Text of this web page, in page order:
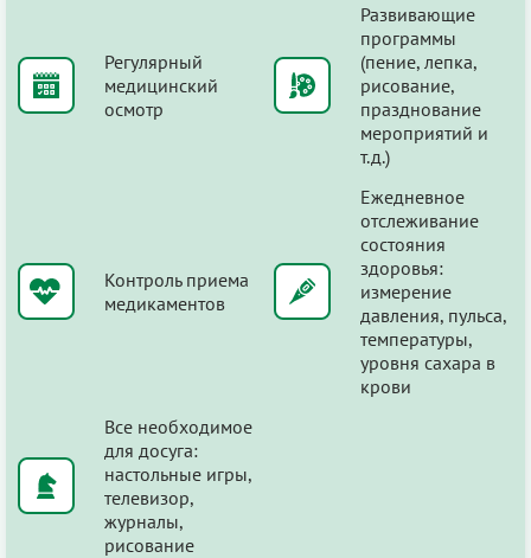
Регулярный
медицинский
осмотр
Развивающие
программы
(пение, лепка,
рисование,
празднование
мероприятий и
т.д.)
Контроль приема
медикаментов
Ежедневное
отслеживание
состояния
здоровья:
измерение
давления, пульса,
температуры,
уровня сахара в
крови
Все необходимое
для досуга:
настольные игры,
телевизор,
журналы,
рисование